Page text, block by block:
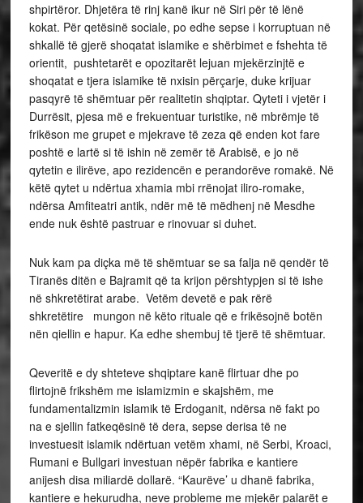
shpirtëror. Dhjetëra të rinj kanë ikur në Siri për të lënë
kokat. Për qetësinë sociale, po edhe sepse i korruptuan në
shkallë të gjerë shoqatat islamike e shërbimet e fshehta të
orientit, pushtetarët e opozitarët lejuan mjekërzinjtë e
shoqatat e tjera islamike të nxisin përçarje, duke krijuar
pasqyrë të shëmtuar për realitetin shqiptar. Qyteti i vjetër i
Durrësit, pjesa më e frekuentuar turistike, në mbrëmje të
frikëson me grupet e mjekrave të zeza që enden kot fare
poshtë e lartë si të ishin në zemër të Arabisë, e jo në
qytetin e ilirëve, apo rezidencën e perandorëve romakë. Në
këtë qytet u ndërtua xhamia mbi rrënojat iliro-romake,
ndërsa Amfiteatri antik, ndër më të mëdhenj në Mesdhe
ende nuk është pastruar e rinovuar si duhet.
Nuk kam pa diçka më të shëmtuar se sa falja në qendër të
Tiranës ditën e Bajramit që ta krijon përshtypjen si të ishe
në shkretëtirat arabe. Vetëm devetë e pak rërë
shkretëtire mungon në këto rituale që e frikësojnë botën
nën qiellin e hapur. Ka edhe shembuj të tjerë të shëmtuar.
Qeveritë e dy shteteve shqiptare kanë flirtuar dhe po
flirtojnë frikshëm me islamizmin e skajshëm, me
fundamentalizmin islamik të Erdoganit, ndërsa në fakt po
na e sjellin fatkeqësinë të dera, sepse derisa të ne
investuesit islamik ndërtuan vetëm xhami, në Serbi, Kroaci,
Rumani e Bullgari investuan nëpër fabrika e kantiere
anijesh disa miliardë dollarë. “Kaurëve’ u dhanë fabrika,
kantiere e hekurudha, neve probleme me mjekër palarët e